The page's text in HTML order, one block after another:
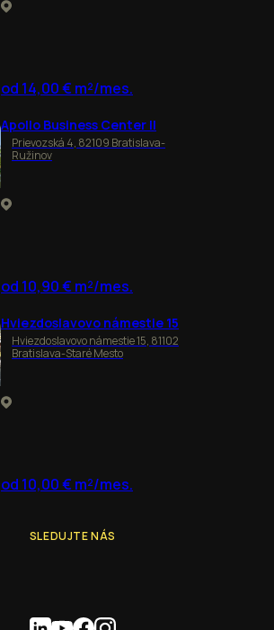
od 14,00 € m²/mes.
Apollo Business Center II
Prievozská 4, 82109 Bratislava-
Ružinov
od 10,90 € m²/mes.
Hviezdoslavovo námestie 15
Hviezdoslavovo námestie 15, 81102
Bratislava-Staré Mesto
od 10,00 € m²/mes.
SLEDUJTE NÁS